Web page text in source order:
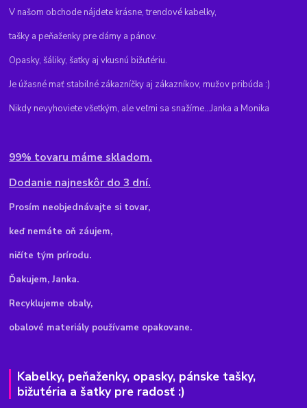
V našom obchode nájdete krásne, trendové kabelky,
tašky a peňaženky pre dámy a pánov.
Opasky, šáliky, šatky aj vkusnú bižutériu.
Je úžasné mať stabilné zákazníčky aj zákazníkov, mužov pribúda :)
Nikdy nevyhoviete všetkým, ale veľmi sa snažíme...Janka a Monika
99% tovaru máme skladom.
Dodanie najneskôr do 3 dní.
Prosím neobjednávajte si tovar,
keď nemáte oň záujem,
ničíte tým prírodu.
Ďakujem, Janka.
Recyklujeme obaly,
obalové materiály používame opakovane.
Kabelky, peňaženky, opasky, pánske tašky,
bižutéria a šatky pre radosť :)